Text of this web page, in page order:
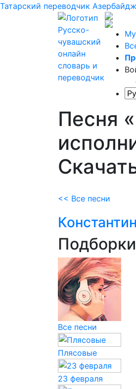
Татарский переводчик
Песня
<< Все песни
Подборки
Все песни
Плясовые
23 февраля